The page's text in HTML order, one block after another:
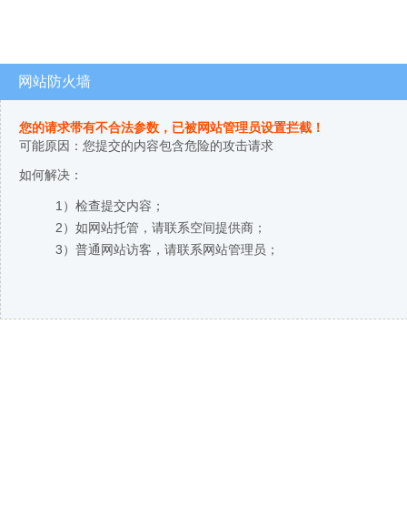
网站防火墙
您的请求带有不合法参数，已被网站管理员设置拦截！
可能原因：您提交的内容包含危险的攻击请求
如何解决：
1）检查提交内容；
2）如网站托管，请联系空间提供商；
3）普通网站访客，请联系网站管理员；